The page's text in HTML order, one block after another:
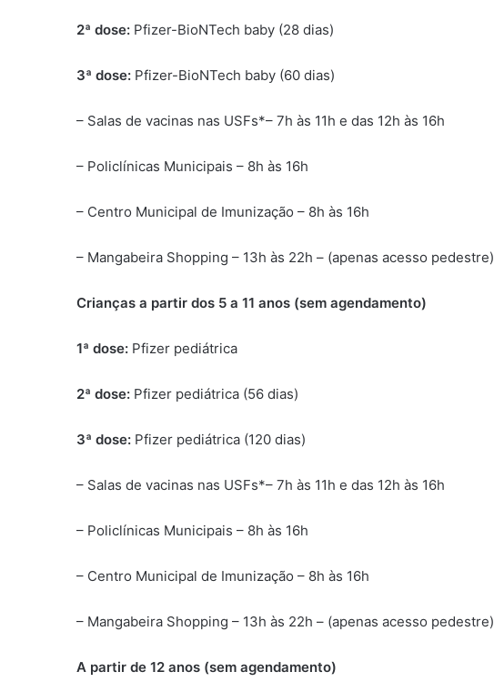
2ª dose: Pfizer-BioNTech baby (28 dias)
3ª dose: Pfizer-BioNTech baby (60 dias)
– Salas de vacinas nas USFs*– 7h às 11h e das 12h às 16h
– Policlínicas Municipais – 8h às 16h
– Centro Municipal de Imunização – 8h às 16h
– Mangabeira Shopping – 13h às 22h – (apenas acesso pedestre)
Crianças a partir dos 5 a 11 anos (sem agendamento)
1ª dose: Pfizer pediátrica
2ª dose: Pfizer pediátrica (56 dias)
3ª dose: Pfizer pediátrica (120 dias)
– Salas de vacinas nas USFs*– 7h às 11h e das 12h às 16h
– Policlínicas Municipais – 8h às 16h
– Centro Municipal de Imunização – 8h às 16h
– Mangabeira Shopping – 13h às 22h – (apenas acesso pedestre)
A partir de 12 anos (sem agendamento)